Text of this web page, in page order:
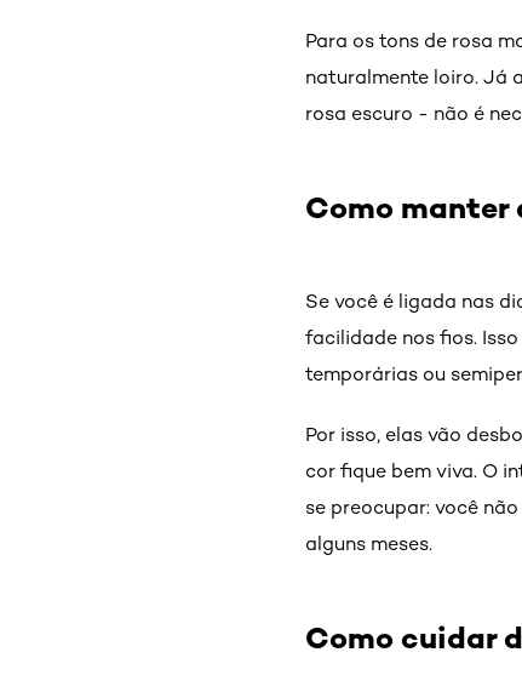
Para os tons de rosa
naturalmente loiro. Já
rosa escuro - não é
Como
Se você é ligada nas
facilidade nos fios.
temporárias ou
Por isso, elas vão
cor fique bem viva. O
se preocupar: você
alguns meses.
Como cuidar